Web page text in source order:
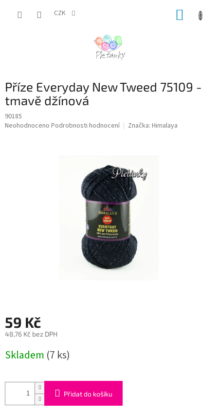
CZK
Příze Everyday New Tweed 75109 -
tmavě džínová
90185
Průměrné
Neohodnoceno Podrobnosti hodnocení Značka: Himalaya
59 Kč
48,76 Kč bez DPH
cena:
Skladem (7 ks)
Přidat do košíku